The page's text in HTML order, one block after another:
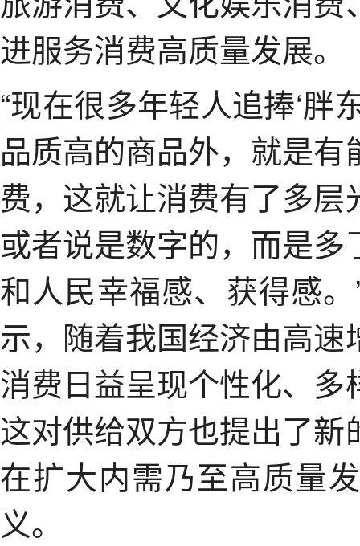
进服务消费高质量发展。
“现在很多年轻人追捧‘胖
品质高的商品外，就是
费，这就让消费有了多
或者说是数字的，而是
和人民幸福感、获得感
示，随着我国经济由高
消费日益呈现个性化、
这对供给双方也提出了
在扩大内需乃至高质量
义。